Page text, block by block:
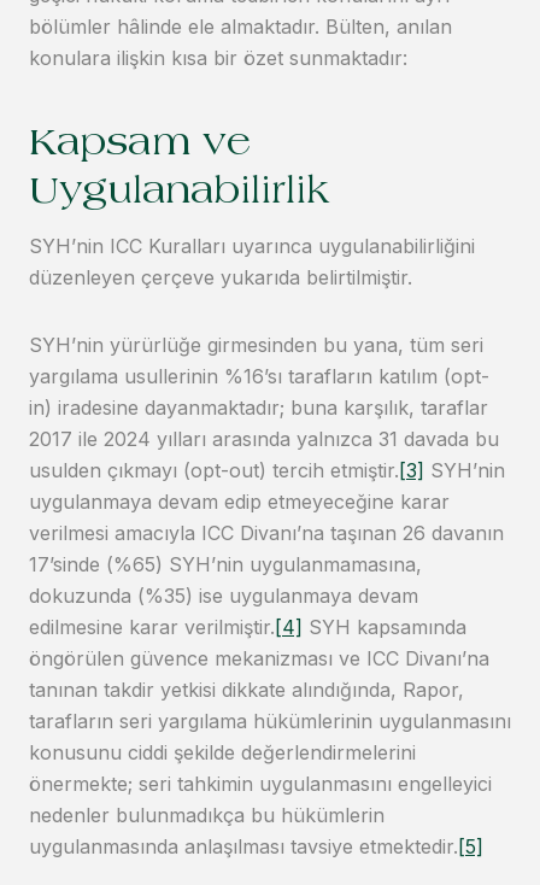
bölümler hâlinde ele almaktadır. Bülten, anılan
konulara ilişkin kısa bir özet sunmaktadır:
Kapsam ve
Uygulanabilirlik
SYH’nin ICC Kuralları uyarınca uygulanabilirliğini
düzenleyen çerçeve yukarıda belirtilmiştir.
SYH’nin yürürlüğe girmesinden bu yana, tüm seri
yargılama usullerinin %16’sı tarafların katılım (opt-
in) iradesine dayanmaktadır; buna karşılık, taraflar
2017 ile 2024 yılları arasında yalnızca 31 davada bu
usulden çıkmayı (opt-out) tercih etmiştir.[3] SYH’nin
uygulanmaya devam edip etmeyeceğine karar
verilmesi amacıyla ICC Divanı’na taşınan 26 davanın
17’sinde (%65) SYH’nin uygulanmamasına,
dokuzunda (%35) ise uygulanmaya devam
edilmesine karar verilmiştir.[4] SYH kapsamında
öngörülen güvence mekanizması ve ICC Divanı’na
tanınan takdir yetkisi dikkate alındığında, Rapor,
tarafların seri yargılama hükümlerinin uygulanmasını
konusunu ciddi şekilde değerlendirmelerini
önermekte; seri tahkimin uygulanmasını engelleyici
nedenler bulunmadıkça bu hükümlerin
uygulanmasında anlaşılması tavsiye etmektedir.[5]